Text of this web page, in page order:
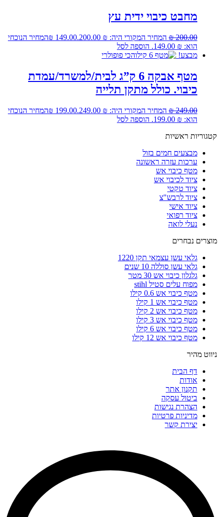
מחבט כיבוי ידית עץ
₪200.00 המחיר המקורי היה: ₪ 200.00. ₪ 149.00
המחיר הנוכחי
הוא: ₪ 149.00.
הוספה לסל
מבצע!
הכי פופולרי
מטף אבקה 6 ק”ג לבית/למשרד/עמדת
כיבוי. כולל מתקן תלייה
₪249.00 המחיר המקורי היה: ₪ 249.00. ₪ 199.00
המחיר הנוכחי
הוא: ₪ 199.00.
הוספה לסל
קטגוריות ראשיות
מבצעים חמים בזול
ערכות עזרה ראשונה
מטף כיבוי אש
ציוד לכיבוי אש
ציוד טקטי
ציוד לרבש"צ
ציוד אישי
ציוד רפואי
נעלי לואה
מוצרים נבחרים
גלאי עשן עצמאי תקן 1220
גלאי עשן סוללה 10 שנים
גלגלון כיבוי אש 30 מטר
מפוח עלים סטיל stihl
מטף כיבוי אש 0.6 קילו
מטף כיבוי אש 1 קילו
מטף כיבוי אש 2 קילו
מטף כיבוי אש 3 קילו
מטף כיבוי אש 6 קילו
מטף כיבוי אש 12 קילו
ניווט מהיר
דף הבית
אודות
תקנון אתר
ביטול עסקה
הצהרת נגישות
מדיניות פרטיות
יצירת קשר